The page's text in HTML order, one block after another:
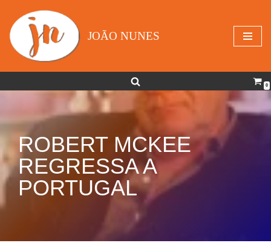
Avançar
para
JOÃO NUNES
0
ROBERT MCKEE
REGRESSA A
PORTUGAL